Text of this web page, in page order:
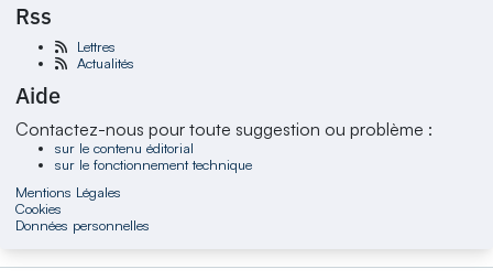
Rss
Lettres
Actualités
Aide
Contactez-nous pour toute suggestion ou problème :
sur le contenu éditorial
sur le fonctionnement technique
Mentions Légales
Cookies
Données personnelles